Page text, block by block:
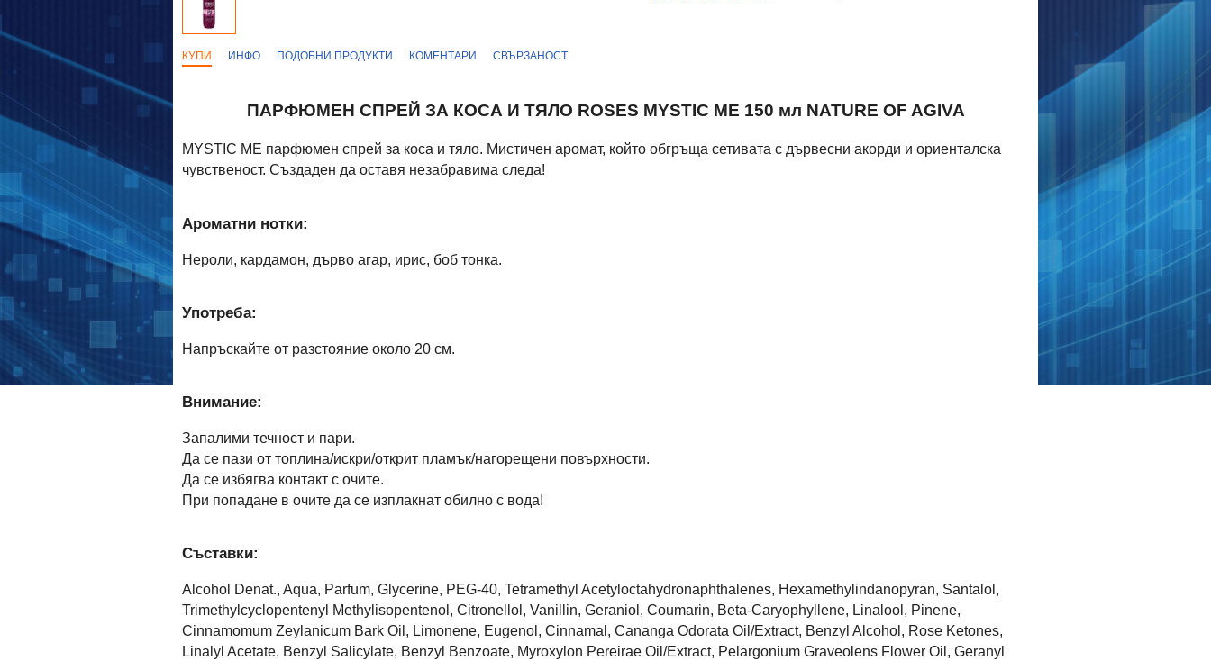
КУПИ ИНФО ПОДОБНИ ПРОДУКТИ КОМЕНТАРИ СВЪРЗАНОСТ
ПАРФЮМЕН СПРЕЙ ЗА КОСА И ТЯЛО ROSES MYSTIC ME 150 мл NATURE OF AGIVA
MYSTIC ME парфюмен спрей за коса и тяло. Мистичен аромат, който обгръща сетивата с дървесни акорди и ориенталска
чувственост. Създаден да оставя незабравима следа!
Ароматни нотки:
Нероли, кардамон, дърво агар, ирис, боб тонка.
Употреба:
Напръскайте от разстояние около 20 см.
Внимание:
Запалими течност и пари.
Да се пази от топлина/искри/открит пламък/нагорещени повърхности.
Да се избягва контакт с очите.
При попадане в очите да се изплакнат обилно с вода!
Съставки:
Alcohol Denat., Aqua, Parfum, Glycerine, PEG-40, Tetramethyl Acetyloctahydronaphthalenes, Hexamethylindanopyran, Santalol,
Trimethylcyclopentenyl Methylisopentenol, Citronellol, Vanillin, Geraniol, Coumarin, Beta-Caryophyllene, Linalool, Pinene,
Cinnamomum Zeylanicum Bark Oil, Limonene, Eugenol, Cinnamal, Cananga Odorata Oil/Extract, Benzyl Alcohol, Rose Ketones,
Linalyl Acetate, Benzyl Salicylate, Benzyl Benzoate, Myroxylon Pereirae Oil/Extract, Pelargonium Graveolens Flower Oil, Geranyl